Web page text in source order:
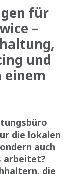
für
–
und
die lokalen
auch
arbeitet?
die